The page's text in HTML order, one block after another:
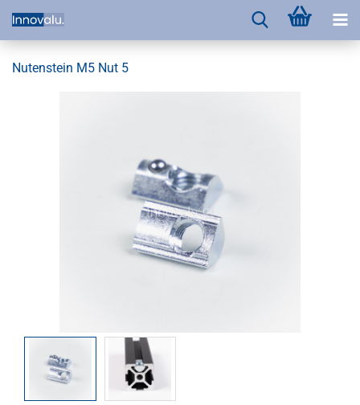
Nutenstein M5 Nut 5